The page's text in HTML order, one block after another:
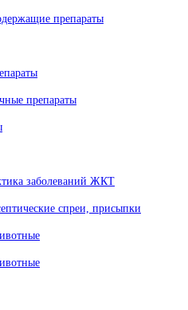
препараты
препараты
заболеваний ЖКТ
спреи, присыпки